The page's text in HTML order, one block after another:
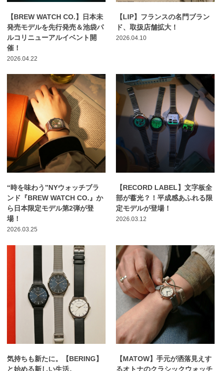
【BREW WATCH CO.】日本未
発売モデルを先行発売＆池袋パ
ルコリニューアルイベント開
催！
2026.04.22
【LIP】フランスの名門ブラン
ド、取扱店舗拡大！
2026.04.10
“時を味わう”NYウォッチブラ
ンド『BREW WATCH CO.』か
ら日本限定モデル第2弾が登
場！
2026.03.25
【RECORD LABEL】文字板全
部が蓄光？！平成感あふれる限
定モデルが登場！
2026.03.12
気持ちも新たに。【BERING】
と始める新しい生活。
【MATOW】手元が洒落見えす
るオトナのクラシックウォッチ